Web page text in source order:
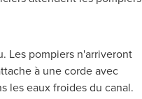
Les pompiers n'arriveront
à une corde avec
les eaux froides du canal.